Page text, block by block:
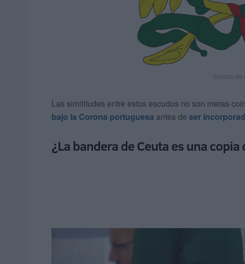
Escudo de
Las similitudes entre estos escudos no son meras
bajo la Corona portuguesa antes de ser
¿La bandera de Ceuta es una copia